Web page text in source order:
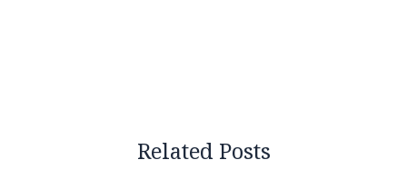
Related Posts